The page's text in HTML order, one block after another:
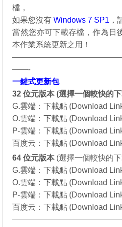
檔，
如果您沒有Windows 7 SP1 ，
當然您亦可下載存檔，作為日
本作業系統更新之用！
——-
一鍵式更新包
32 位元版本 (選擇一個較快的
G.雲端：下載點 (Download
O.雲端：下載點 (Download
P-雲端：下載點 (Download
百度云：下載點 (Download
64 位元版本(選擇一個較快的
G.雲端：下載點 (Download
O.雲端：下載點 (Download
P-雲端：下載點 (Download
百度云：下載點 (Download